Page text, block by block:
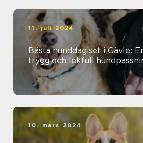
11. juli 2024
Bästa hunddagiset i Gävle:
trygg och lekfull
10. mars 2024